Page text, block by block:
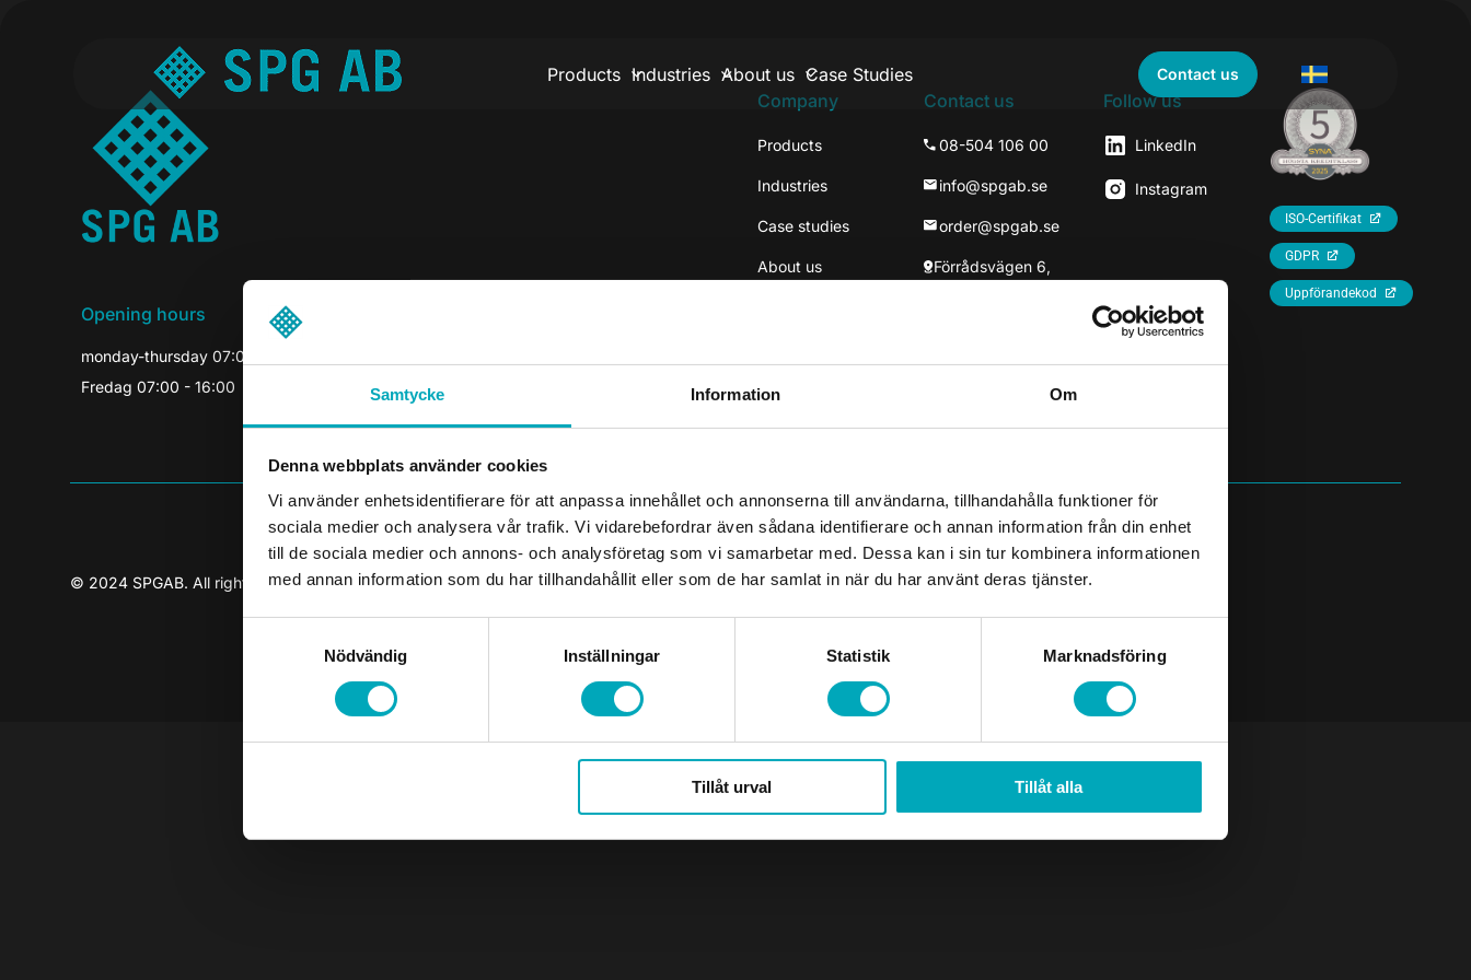
Samtycke Information Om
Denna webbplats använder cookies
Vi använder enhetsidentifierare för att anpassa innehållet och annonserna till användarna, tillhandahålla funktioner för
sociala medier och analysera vår trafik. Vi vidarebefordrar även sådana identifierare och annan information från din enhet
till de sociala medier och annons- och analysföretag som vi samarbetar med. Dessa kan i sin tur kombinera informationen
med annan information som du har tillhandahållit eller som de har samlat in när du har använt deras tjänster.
Nödvändig
Inställningar Statistik Marknadsföring
Tillåt urval Tillåt alla
Products Industries About us Case Studies Contact us
Opening hours
monday-thursday 07:00-16:30
Fredag 07:00 - 16:00
Company
Products
Industries
Case studies
About us
Contact us
08-504 106 00
info@spgab.se
order@spgab.se
Förrådsvägen 6,
Follow us
LinkedIn
Instagram
ISO-Certifikat
GDPR
Uppförandekod
© 2024 SPGAB. All rights reserved
Designed and developed byBuildahome Digital